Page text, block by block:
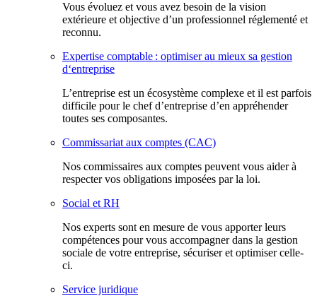
Vous évoluez et vous avez besoin de la vision
extérieure et objective d’un professionnel réglementé et
reconnu.
Expertise comptable : optimiser au mieux sa gestion
d‘entreprise
L’entreprise est un écosystème complexe et il est parfois
difficile pour le chef d’entreprise d’en appréhender
toutes ses composantes.
Commissariat aux comptes (CAC)
Nos commissaires aux comptes peuvent vous aider à
respecter vos obligations imposées par la loi.
Social et RH
Nos experts sont en mesure de vous apporter leurs
compétences pour vous accompagner dans la gestion
sociale de votre entreprise, sécuriser et optimiser celle-
ci.
Service juridique